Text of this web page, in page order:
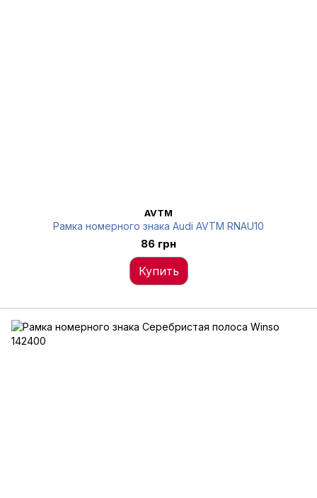
AVTM
Рамка номерного знака Audi AVTM RNAU10
86 грн
Купить